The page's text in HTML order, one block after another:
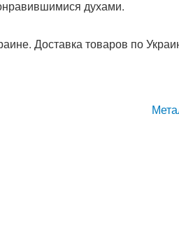
духами.
Доставка товаров по